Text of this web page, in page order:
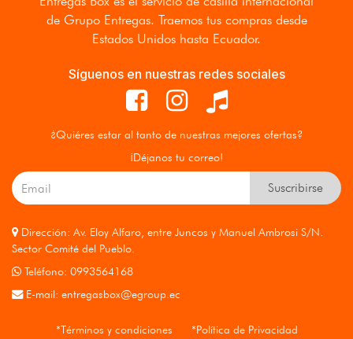
de Grupo Entregas. Traemos tus compras desde
Estados Unidos hasta Ecuador.
Síguenos en nuestras redes sociales
¿Quiéres estar al tanto de nuestras mejores ofertas?
¡Déjanos tu correo!
Suscribirse
Dirección: Av. Eloy Alfaro, entre Juncos y Manuel Ambrosi S/N.
Sector Comité del Pueblo.
Teléfono: 0993564168
E-mail: entregasbox@egroup.ec
*Términos y condiciones *Política de Privacidad